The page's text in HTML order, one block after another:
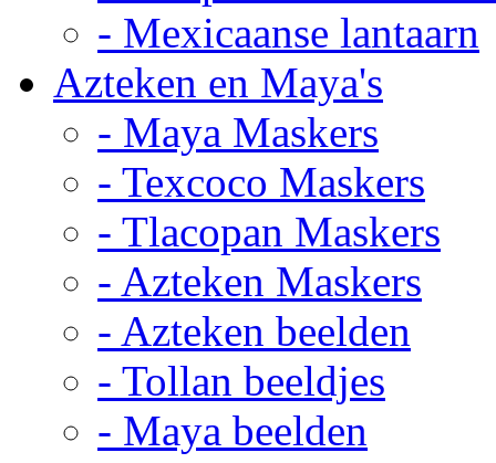
- Mexicaanse lantaarn
Azteken en Maya's
- Maya Maskers
- Texcoco Maskers
- Tlacopan Maskers
- Azteken Maskers
- Azteken beelden
- Tollan beeldjes
- Maya beelden